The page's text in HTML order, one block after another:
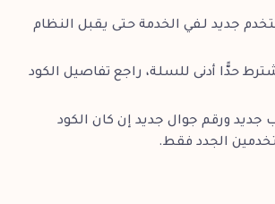
جديد لـفي الخدمة حتى يقبل النظام
حدًّا أدنى للسلة، راجع تفاصيل الكود
ورقم جوال جديد إن كان الكود
الجدد فقط.